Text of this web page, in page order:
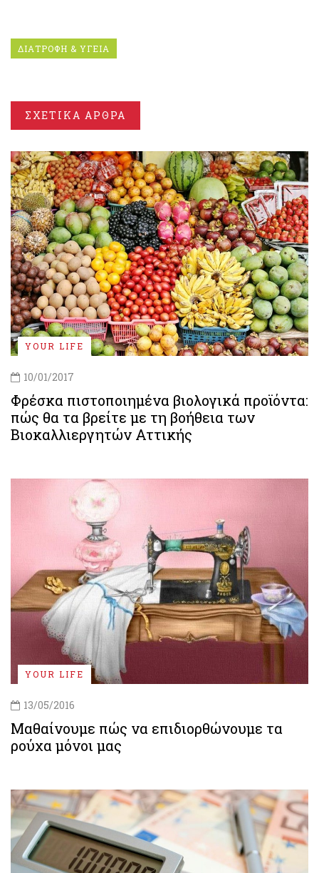
ΔΙΑΤΡΟΦΗ & ΥΓΕΙΑ
ΣΧΕΤΙΚΑ ΑΡΘΡΑ
YOUR LIFE
10/01/2017
Φρέσκα πιστοποιημένα βιολογικά προϊόντα:
πώς θα τα βρείτε με τη βοήθεια των
Βιοκαλλιεργητών Αττικής
YOUR LIFE
13/05/2016
Μαθαίνουμε πώς να επιδιορθώνουμε τα
ρούχα μόνοι μας